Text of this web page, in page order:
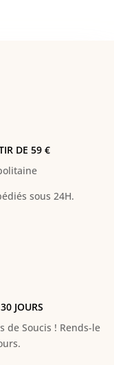
DE 59 €
sous 24H.
JOURS
de Soucis ! Rends-le